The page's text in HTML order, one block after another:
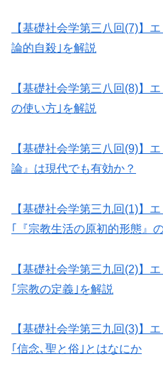
【基礎社会学第三八回(7)】
論的自殺｣を解説
【基礎社会学第三八回(8)】
の使い方｣を解説
【基礎社会学第三八回(9)】
論』は現代でも有効か？
【基礎社会学第三九回(1)】
｢『宗教生活の原初的形態』
【基礎社会学第三九回(2)】
｢宗教の定義｣を解説
【基礎社会学第三九回(3)】
｢信念､聖と俗｣とはなにか